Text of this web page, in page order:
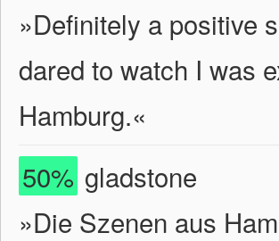
»Definitely a positive
dared to watch I was
Hamburg.«
50% gladstone
»Die Szenen aus